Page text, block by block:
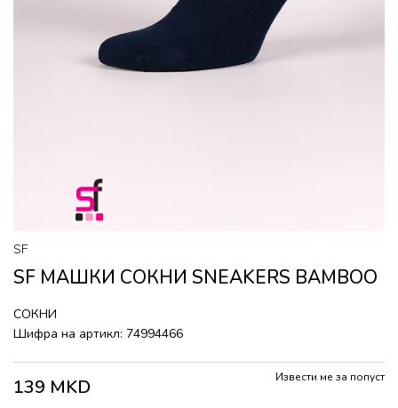
SF
SF МАШКИ СОКНИ SNEAKERS BAMBOO
СОКНИ
Шифра на артикл: 74994466
139 MKD Извести ме за попуст